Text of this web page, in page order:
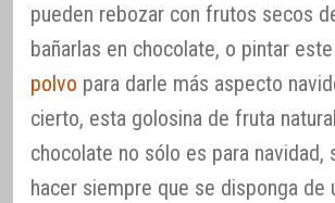
pueden rebozar con frutos secos
bañarlas en chocolate, o pintar
polvo para darle más aspecto
cierto, esta golosina de fruta
chocolate no sólo es para navidad,
hacer siempre que se disponga de